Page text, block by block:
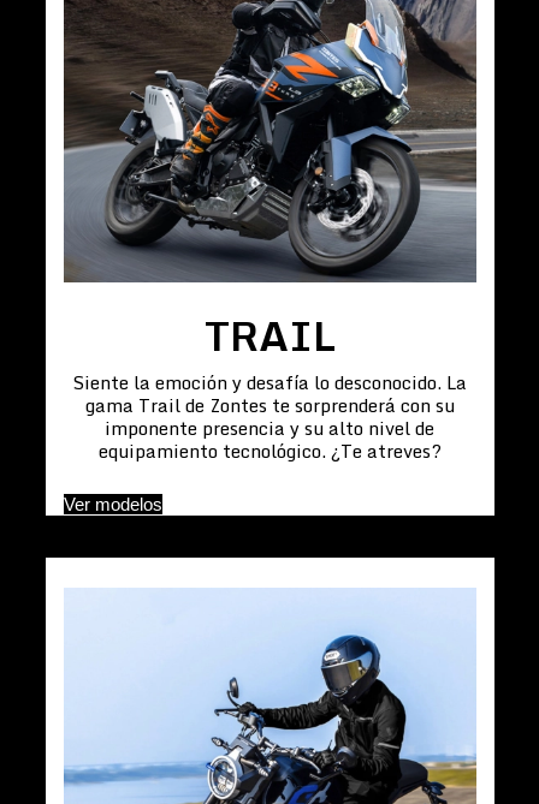
TRAIL
Siente la emoción y desafía lo desconocido. La
gama Trail de Zontes te sorprenderá con su
imponente presencia y su alto nivel de
equipamiento tecnológico. ¿Te atreves?
Ver modelos